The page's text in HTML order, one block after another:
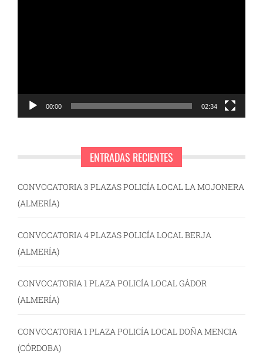
00:00 02:34
ENTRADAS RECIENTES
CONVOCATORIA 3 PLAZAS POLICÍA LOCAL LA MOJONERA
(ALMERÍA)
CONVOCATORIA 4 PLAZAS POLICÍA LOCAL BERJA
(ALMERÍA)
CONVOCATORIA 1 PLAZA POLICÍA LOCAL GÁDOR
(ALMERÍA)
CONVOCATORIA 1 PLAZA POLICÍA LOCAL DOÑA MENCIA
(CÓRDOBA)